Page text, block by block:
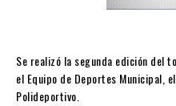
Se realizó la segunda edición del
el Equipo de Deportes Municipal,
Polideportivo.